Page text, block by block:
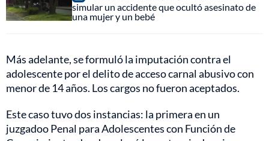
simular un accidente que ocultó asesinato de
una mujer y un bebé
Más adelante, se formuló la imputación contra el
adolescente por el delito de acceso carnal abusivo con
menor de 14 años. Los cargos no fueron aceptados.
Este caso tuvo dos instancias: la primera en un
juzgadoo Penal para Adolescentes con Función de